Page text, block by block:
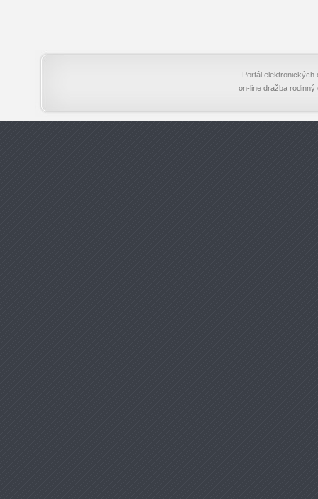
Portál
on-line dražba rodinný